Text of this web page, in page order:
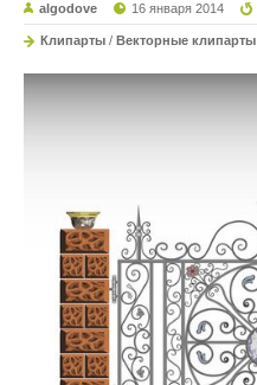
algodove 16 января 2014
Клипарты / Векторные клипарты